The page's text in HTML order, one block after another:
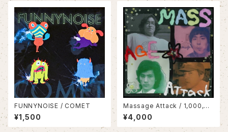
FUNNYNOISE / COMET
¥1,500
Massage Attack / 1,000,00
0,000 Attack(LP)
¥4,000